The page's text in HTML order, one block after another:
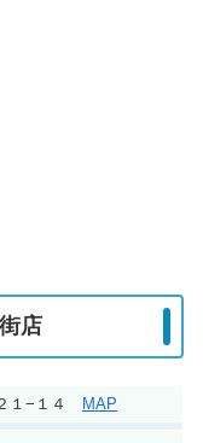
店
１−１４ MAP